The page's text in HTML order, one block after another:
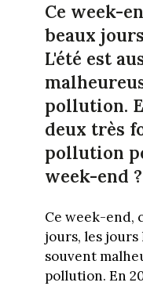
Ce week-
beaux
L'été est
pollution.
deux très
pollution
week-end ?
Ce week-end,
jours, les jours
souvent
pollution. En